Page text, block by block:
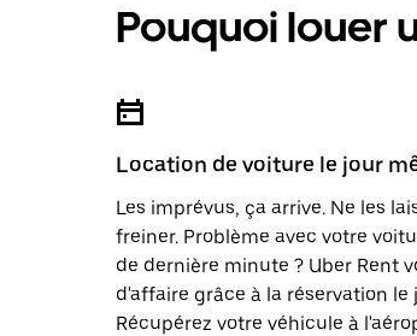
Pouquoi louer
Location de voiture le jour
Les imprévus, ça arrive. Ne les
freiner. Problème avec votre
de dernière minute ? Uber Rent
d'affaire grâce à la réservation le
Récupérez votre véhicule à